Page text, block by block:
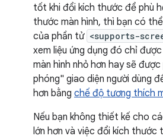
tốt khi đổi kích thước để phù
thước màn hình, thì bạn có
của phần tử <supports-
xem liệu ứng dụng đó chỉ
màn hình nhỏ hơn hay sẽ
phóng" giao diện người dùng
hơn bằng chế độ tương thích
Nếu bạn không thiết kế cho
lớn hơn và việc đổi kích thước